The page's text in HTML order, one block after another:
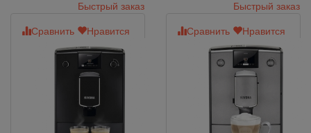
Быстрый заказ
Быстрый заказ
Сравнить Нравится Сравнить Нравится